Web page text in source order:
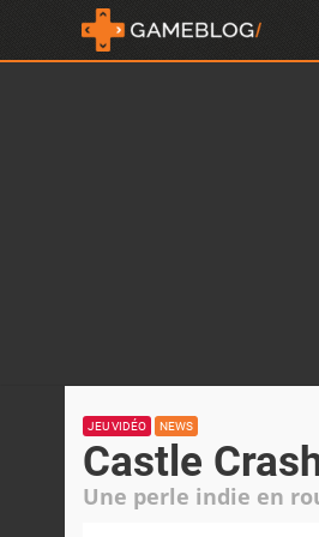
JEU VIDÉO NEWS
Castle
Une perle indie en